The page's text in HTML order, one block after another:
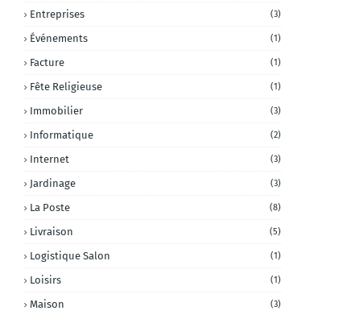
Entreprises (3)
Événements (1)
Facture (1)
Fête Religieuse (1)
Immobilier (3)
Informatique (2)
Internet (3)
Jardinage (3)
La Poste (8)
Livraison (5)
Logistique Salon (1)
Loisirs (1)
Maison (3)